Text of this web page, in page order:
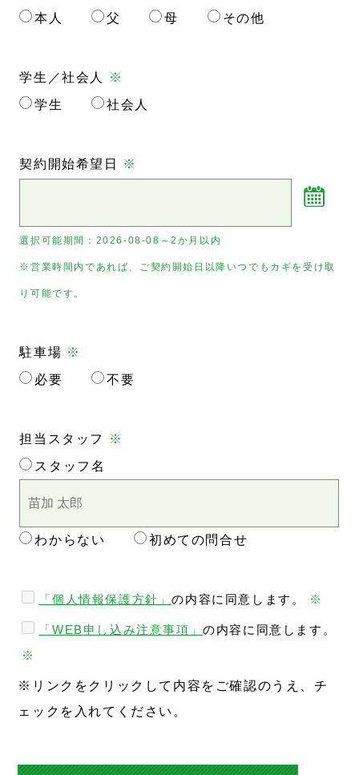
本人 父 母 その他
学生／社会人
※
学生
社会人
契約開始希望日 ※
選択可能期間： 2026-08-08～2か月以内
※営業時間内であれば、ご契約開始日以降いつでもカギを受け取
り可能です。
駐車場 ※
必要
不要
担当スタッフ
※
スタッフ名
わからない 初めての問合せ
「個人情報保護方針」の内容に同意します。 ※
「WEB申し込み注意事項」の内容に同意します。
※
※リンクをクリックして内容をご確認のうえ、チ
ェックを入れてください。